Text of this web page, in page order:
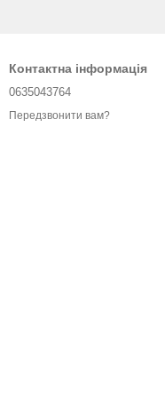
Контактна інформація
0635043764
Передзвонити вам?